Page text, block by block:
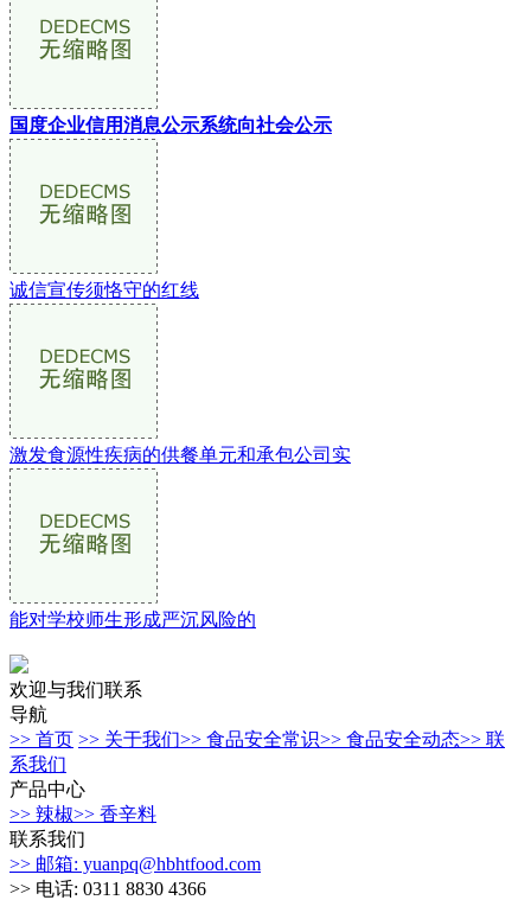
国度企业信用消息公示系统向社会公示
诚信宣传须恪守的红线
激发食源性疾病的供餐单元和承包公司实
能对学校师生形成严沉风险的
欢迎与我们联系
导航
>> 首页 >> 关于我们>> 食品安全常识>> 食品安全动态>> 联
系我们
产品中心
>> 辣椒>> 香辛料
联系我们
>> 邮箱: yuanpq@hbhtfood.com
>> 电话: 0311 8830 4366